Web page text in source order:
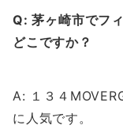
Q: 茅ヶ崎市でフ
どこですか？
A: １３４
に人気です。